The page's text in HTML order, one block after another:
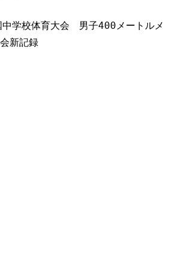
中学校体育大会 男子400メートルメ
新記録